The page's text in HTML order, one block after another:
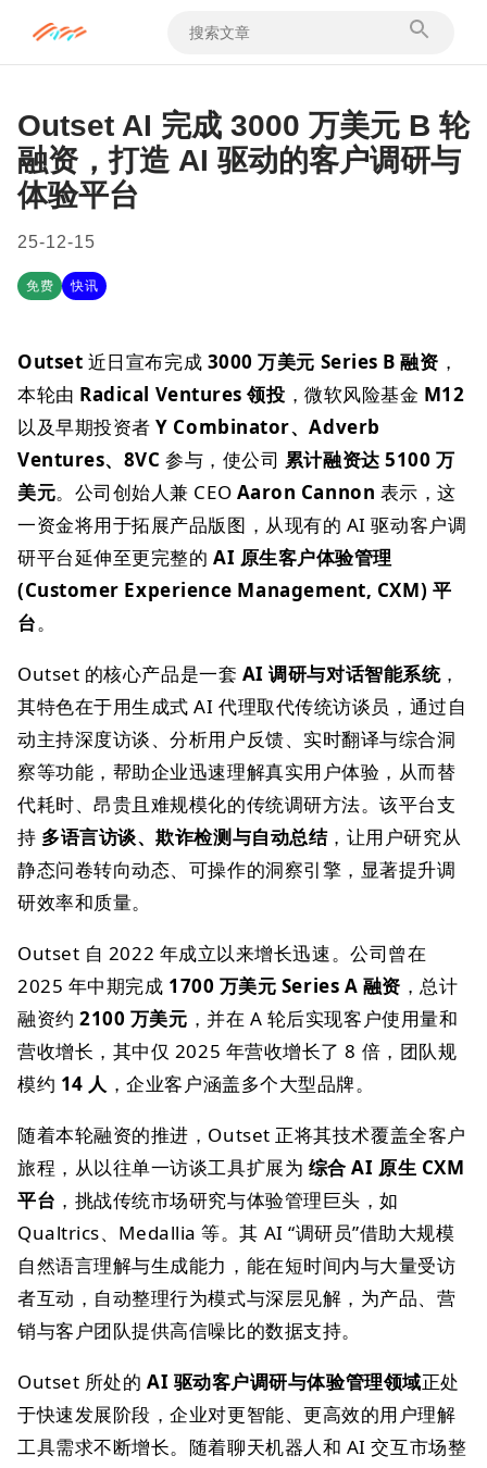
Outset AI 完成 3000 万美元 B 轮
融资，打造 AI 驱动的客户调研与
体验平台
25-12-15
免费 快讯
Outset 近日宣布完成 3000 万美元 Series B 融资 ，
本轮由 Radical Ventures 领投 ，微软风险基金 M12
以及早期投资者Y Combinator、Adverb
Ventures、8VC 参与，使公司 累计融资达 5100 万
美元。公司创始人兼 CEO Aaron Cannon 表示，这
一资金将用于拓展产品版图，从现有的 AI 驱动客户调
研平台延伸至更完整的 AI 原生客户体验管理
(Customer Experience Management, CXM) 平
台。
Outset 的核心产品是一套 AI 调研与对话智能系统，
其特色在于用生成式 AI 代理取代传统访谈员，通过自
动主持深度访谈、分析用户反馈、实时翻译与综合洞
察等功能，帮助企业迅速理解真实用户体验，从而替
代耗时、昂贵且难规模化的传统调研方法。该平台支
持 多语言访谈、欺诈检测与自动总结，让用户研究从
静态问卷转向动态、可操作的洞察引擎，显著提升调
研效率和质量。
Outset 自 2022 年成立以来增长迅速。公司曾在
2025 年中期完成 1700 万美元 Series A 融资 ，总计
融资约2100 万美元 ，并在 A 轮后实现客户使用量和
营收增长，其中仅 2025 年营收增长了 8 倍，团队规
模约 14 人 ，企业客户涵盖多个大型品牌。
随着本轮融资的推进，Outset 正将其技术覆盖全客户
旅程，从以往单一访谈工具扩展为 综合 AI 原生 CXM
平台 ，挑战传统市场研究与体验管理巨头，如
Qualtrics、Medallia 等。其 AI “调研员”借助大规模
自然语言理解与生成能力，能在短时间内与大量受访
者互动，自动整理行为模式与深层见解，为产品、营
销与客户团队提供高信噪比的数据支持。
Outset 所处的 AI 驱动客户调研与体验管理领域正处
于快速发展阶段，企业对更智能、更高效的用户理解
工具需求不断增长。随着聊天机器人和 AI 交互市场整